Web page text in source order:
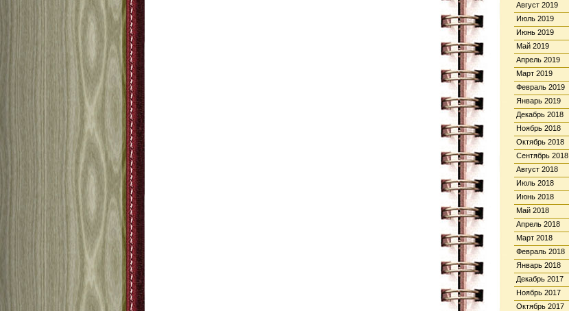
Август 2019
Июль 2019
Июнь 2019
Май 2019
Апрель 2019
Март 2019
Февраль 2019
Январь 2019
Декабрь 2018
Ноябрь 2018
Октябрь 2018
Сентябрь 2018
Август 2018
Июль 2018
Июнь 2018
Май 2018
Апрель 2018
Март 2018
Февраль 2018
Январь 2018
Декабрь 2017
Ноябрь 2017
Октябрь 2017